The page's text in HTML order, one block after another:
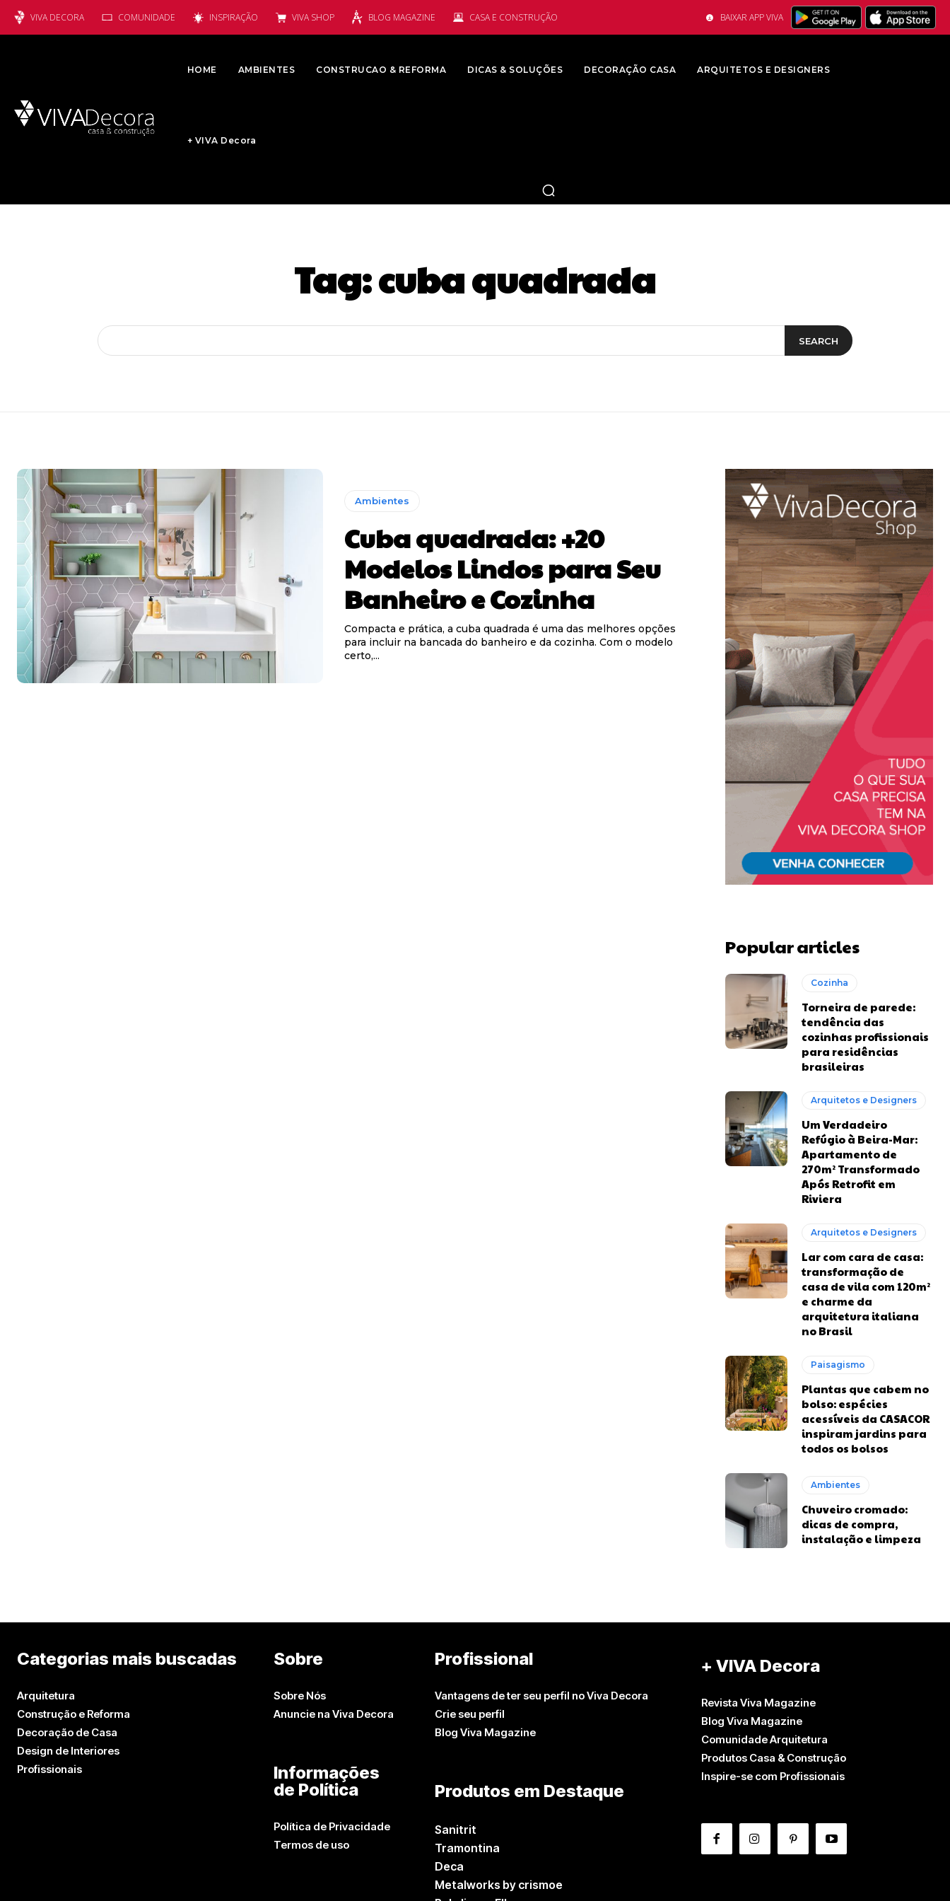
VIVA DECORA COMUNIDADE INSPIRAÇÃO VIVA SHOP BLOG MAGAZINE CASA E CONSTRUÇÃO BAIXAR APP VIVA
HOME AMBIENTES CONSTRUCAO & REFORMA DICAS & SOLUÇÕES DECORAÇÃO CASA ARQUITETOS E DESIGNERS
+ VIVA Decora
Tag:cuba quadrada
SEARCH
Ambientes
Cuba quadrada: +20
Modelos Lindos para Seu
Banheiro e Cozinha
Compacta e prática, a cuba quadrada é uma das melhores opções
para incluir na bancada do banheiro e da cozinha. Com o modelo
certo,...
Popular articles
Cozinha
Torneira de parede:
tendência das
cozinhas profissionais
para residências
brasileiras
Arquitetos e Designers
Um Verdadeiro
Refúgio à Beira-Mar:
Apartamento de
270m² Transformado
Após Retrofit em
Riviera
Arquitetos e Designers
Lar com cara de casa:
transformação de
casa de vila com 120m²
e charme da
arquitetura italiana
no Brasil
Paisagismo
Plantas que cabem no
bolso: espécies
acessíveis da CASACOR
inspiram jardins para
todos os bolsos
Ambientes
Chuveiro cromado:
dicas de compra,
instalação e limpeza
Categorias mais buscadas
Arquitetura
Construção e Reforma
Decoração de Casa
Design de Interiores
Profissionais
Sobre
Sobre Nós
Anuncie na Viva Decora
Informações
de Política
Política de Privacidade
Termos de uso
Profissional
Vantagens de ter seu perfil no Viva Decora
Crie seu perfil
Blog Viva Magazine
Produtos em Destaque
Sanitrit
Tramontina
Deca
Metalworks by crismoe
+ VIVA Decora
Revista Viva Magazine
Blog Viva Magazine
Comunidade Arquitetura
Produtos Casa & Construção
Inspire-se com Profissionais